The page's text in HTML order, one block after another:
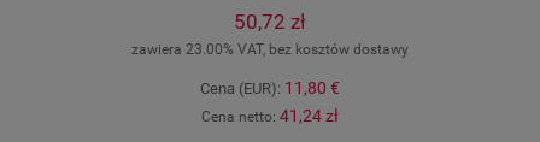
50,72 zł
zawiera 23.00% VAT, bez kosztów dostawy
Cena (EUR): 11,80 €
Cena netto: 41,24 zł